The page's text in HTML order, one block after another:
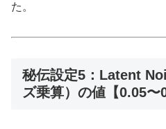
た。
秘伝設定5：Latent
ズ乗算）の値【0.05〜